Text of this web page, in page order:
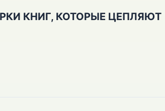
КНИГ, КОТОРЫЕ ЦЕПЛЯЮТ